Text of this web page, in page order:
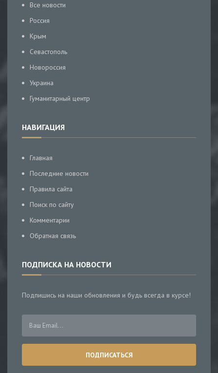
Все новости
Россия
Крым
Севастополь
Новороссия
Украина
Гуманитарный центр
НАВИГАЦИЯ
Главная
Последние новости
Правила сайта
Поиск по сайту
Комментарии
Обратная связь
ПОДПИСКА НА НОВОСТИ
Подпишись на наши обновления и будь всегда в курсе!